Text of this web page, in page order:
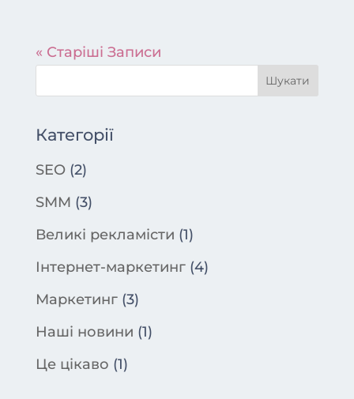
« Старіші Записи
Категорії
SEO(2)
SMM (3)
Великі рекламісти (1)
Інтернет-маркетинг(4)
Маркетинг(3)
Наші новини (1)
Це цікаво (1)